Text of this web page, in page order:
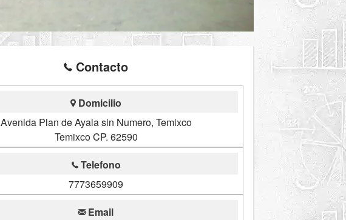
Contacto
Domicilio
Avenida Plan de Ayala sin Numero, Temixco
Temixco CP. 62590
Telefono
7773659909
Email